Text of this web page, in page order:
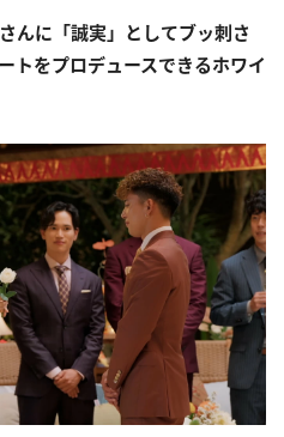
んに「誠実」としてブッ刺さ
トをプロデュースできるホワイ